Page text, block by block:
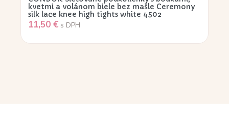
kvetmi a volánom biele bez mašle Ceremony
silk lace knee high tights white 4502
11,50 € s DPH